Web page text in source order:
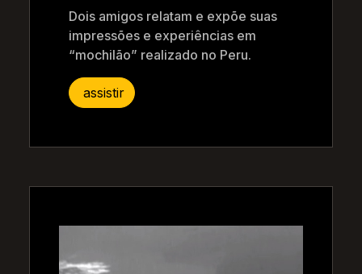
Dois amigos relatam e expõe suas
impressões e experiências em
“mochilão” realizado no Peru.
assistir